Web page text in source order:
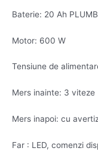
Baterie: 20 Ah PLUMB
Motor: 600 W
Tensiune de
Mers inainte: 3 viteze
Mers inapoi: cu
Far : LED, comenzi